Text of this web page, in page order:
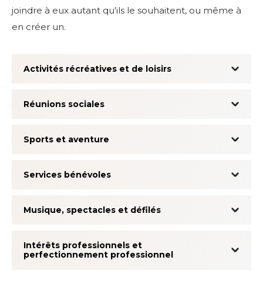
RECHERCHER
CENTRE DES MEMBRES
WOMEN IMPACTING CARE
joindre à eux autant qu'ils le souhaitent, ou même à
en créer un.
Activités récréatives et de loisirs
Réunions sociales
Sports et aventure
Services bénévoles
Musique, spectacles et défilés
Intérêts professionnels et
perfectionnement professionnel